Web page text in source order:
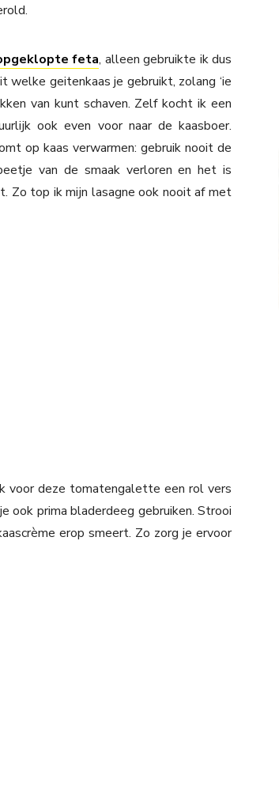
feta, alleen gebruikte ik dus
geitenkaas je gebruikt, zolang ‘ie
van kunt schaven. Zelf kocht ik een
ook even voor naar de kaasboer.
op kaas verwarmen: gebruik nooit de
van de smaak verloren en het is
Zo top ik mijn lasagne ook nooit af met
voor deze tomatengalette een rol vers
ook prima bladerdeeg gebruiken. Strooi
erop smeert. Zo zorg je ervoor